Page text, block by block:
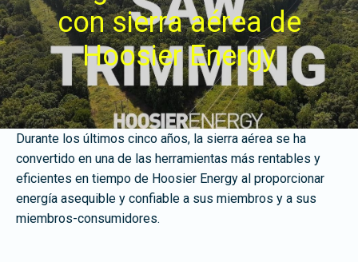
con sierra aérea de
Hoosier Energy
Durante los últimos cinco años, la sierra aérea se ha
convertido en una de las herramientas más rentables y
eficientes en tiempo de Hoosier Energy al proporcionar
energía asequible y confiable a sus miembros y a sus
miembros-consumidores.